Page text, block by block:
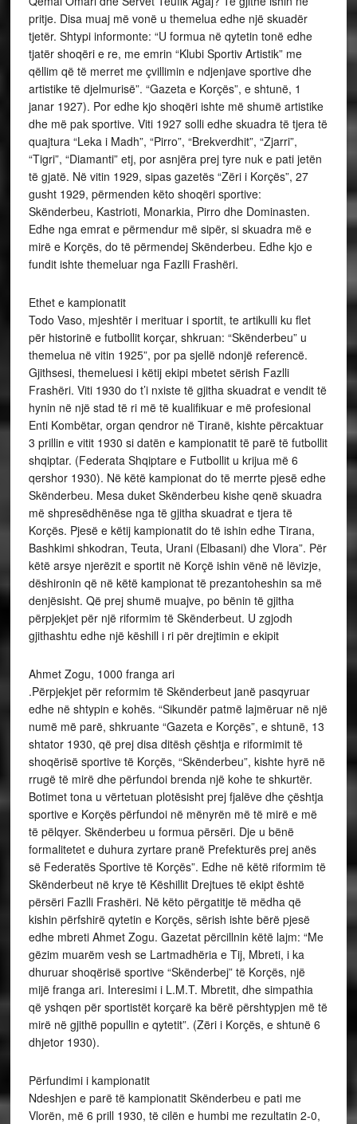
pritje. Disa muaj më vonë u themelua edhe një skuadër
tjetër. Shtypi informonte: “U formua në qytetin tonë edhe
tjatër shoqëri e re, me emrin “Klubi Sportiv Artistik” me
qëllim që të merret me çvillimin e ndjenjave sportive dhe
artistike të djelmurisë”. “Gazeta e Korçës”, e shtunë, 1
janar 1927). Por edhe kjo shoqëri ishte më shumë artistike
dhe më pak sportive. Viti 1927 solli edhe skuadra të tjera të
quajtura “Leka i Madh”, “Pirro”, “Brekverdhit”, “Zjarri”,
“Tigri”, “Diamanti” etj, por asnjëra prej tyre nuk e pati jetën
të gjatë. Në vitin 1929, sipas gazetës “Zëri i Korçës”, 27
gusht 1929, përmenden këto shoqëri sportive:
Skënderbeu, Kastrioti, Monarkia, Pirro dhe Dominasten.
Edhe nga emrat e përmendur më sipër, si skuadra më e
mirë e Korçës, do të përmendej Skënderbeu. Edhe kjo e
fundit ishte themeluar nga Fazlli Frashëri.
Ethet e kampionatit
Todo Vaso, mjeshtër i merituar i sportit, te artikulli ku flet
për historinë e futbollit korçar, shkruan: “Skënderbeu” u
themelua në vitin 1925”, por pa sjellë ndonjë referencë.
Gjithsesi, themeluesi i këtij ekipi mbetet sërish Fazlli
Frashëri. Viti 1930 do t’i nxiste të gjitha skuadrat e vendit të
hynin në një stad të ri më të kualifikuar e më profesional
Enti Kombëtar, organ qendror në Tiranë, kishte përcaktuar
3 prillin e vitit 1930 si datën e kampionatit të parë të futbollit
shqiptar. (Federata Shqiptare e Futbollit u krijua më 6
qershor 1930). Në këtë kampionat do të merrte pjesë edhe
Skënderbeu. Mesa duket Skënderbeu kishe qenë skuadra
më shpresëdhënëse nga të gjitha skuadrat e tjera të
Korçës. Pjesë e këtij kampionatit do të ishin edhe Tirana,
Bashkimi shkodran, Teuta, Urani (Elbasani) dhe Vlora”. Për
këtë arsye njerëzit e sportit në Korçë ishin vënë në lëvizje,
dëshironin që në këtë kampionat të prezantoheshin sa më
denjësisht. Që prej shumë muajve, po bënin të gjitha
përpjekjet për një riformim të Skënderbeut. U zgjodh
gjithashtu edhe një këshill i ri për drejtimin e ekipit
Ahmet Zogu, 1000 franga ari
.Përpjekjet për reformim të Skënderbeut janë pasqyruar
edhe në shtypin e kohës. “Sikundër patmë lajmëruar në një
numë më parë, shkruante “Gazeta e Korçës”, e shtunë, 13
shtator 1930, që prej disa ditësh çështja e riformimit të
shoqërisë sportive të Korçës, “Skënderbeu”, kishte hyrë në
rrugë të mirë dhe përfundoi brenda një kohe te shkurtër.
Botimet tona u vërtetuan plotësisht prej fjalëve dhe çështja
sportive e Korçës përfundoi në mënyrën më të mirë e më
të pëlqyer. Skënderbeu u formua përsëri. Dje u bënë
formalitetet e duhura zyrtare pranë Prefekturës prej anës
së Federatës Sportive të Korçës”. Edhe në këtë riformim të
Skënderbeut në krye të Këshillit Drejtues të ekipt është
përsëri Fazlli Frashëri. Në këto përgatitje të mëdha që
kishin përfshirë qytetin e Korçës, sërish ishte bërë pjesë
edhe mbreti Ahmet Zogu. Gazetat përcillnin këtë lajm: “Me
gëzim muarëm vesh se Lartmadhëria e Tij, Mbreti, i ka
dhuruar shoqërisë sportive “Skënderbej” të Korçës, një
mijë franga ari. Interesimi i L.M.T. Mbretit, dhe simpathia
që yshqen për sportistët korçarë ka bërë përshtypjen më të
mirë në gjithë popullin e qytetit”. (Zëri i Korçës, e shtunë 6
dhjetor 1930).
Përfundimi i kampionatit
Ndeshjen e parë të kampionatit Skënderbeu e pati me
Vlorën, më 6 prill 1930, të cilën e humbi me rezultatin 2-0,